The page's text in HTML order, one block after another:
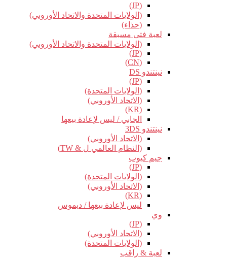
(JP)
(الولايات المتحدة والاتحاد الأوروبي)
(حذاء)
لعبة فتى مسبقة
(الولايات المتحدة والاتحاد الأوروبي)
(JP)
(CN)
نينتندو DS
(JP)
(الولايات المتحدة)
(الاتحاد الأوروبي)
(KR)
الجابي / ليس لإعادة بيعها
نينتندو 3DS
(الاتحاد الأوروبي)
(النظام العالمي ل & TW)
جيم كيوب
(JP)
(الولايات المتحدة)
(الاتحاد الأوروبي)
(KR)
ليس لإعادة بيعها / ديموس
وي
(JP)
(الاتحاد الأوروبي)
(الولايات المتحدة)
لعبة & راقب